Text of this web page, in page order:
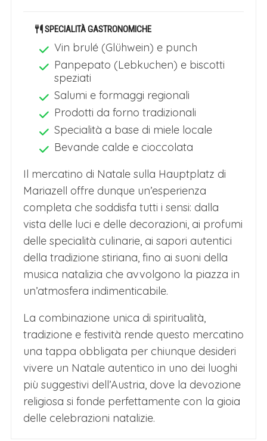
SPECIALITÀ GASTRONOMICHE
Vin brulé (Glühwein) e punch
Panpepato (Lebkuchen) e biscotti
speziati
Salumi e formaggi regionali
Prodotti da forno tradizionali
Specialità a base di miele locale
Bevande calde e cioccolata
Il mercatino di Natale sulla Hauptplatz di
Mariazell offre dunque un’esperienza
completa che soddisfa tutti i sensi: dalla
vista delle luci e delle decorazioni, ai profumi
delle specialità culinarie, ai sapori autentici
della tradizione stiriana, fino ai suoni della
musica natalizia che avvolgono la piazza in
un’atmosfera indimenticabile.
La combinazione unica di spiritualità,
tradizione e festività rende questo mercatino
una tappa obbligata per chiunque desideri
vivere un Natale autentico in uno dei luoghi
più suggestivi dell’Austria, dove la devozione
religiosa si fonde perfettamente con la gioia
delle celebrazioni natalizie.